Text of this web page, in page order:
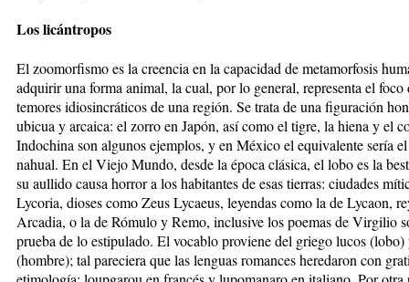
Los licántropos
El zoomorfismo es la creencia en la capacidad de metamorfosis
adquirir una forma animal, la cual, por lo general, representa el foco
temores idiosincráticos de una región. Se trata de una figuración
ubicua y arcaica: el zorro en Japón, así como el tigre, la hiena y el
Indochina son algunos ejemplos, y en México el equivalente sería
nahual. En el Viejo Mundo, desde la época clásica, el lobo es la
su aullido causa horror a los habitantes de esas tierras: ciudades
Lycoria, dioses como Zeus Lycaeus, leyendas como la de Lycaon,
Arcadia, o la de Rómulo y Remo, inclusive los poemas de Virgilio
prueba de lo estipulado. El vocablo proviene del griego lucos (lobo)
(hombre); tal pareciera que las lenguas romances heredaron con